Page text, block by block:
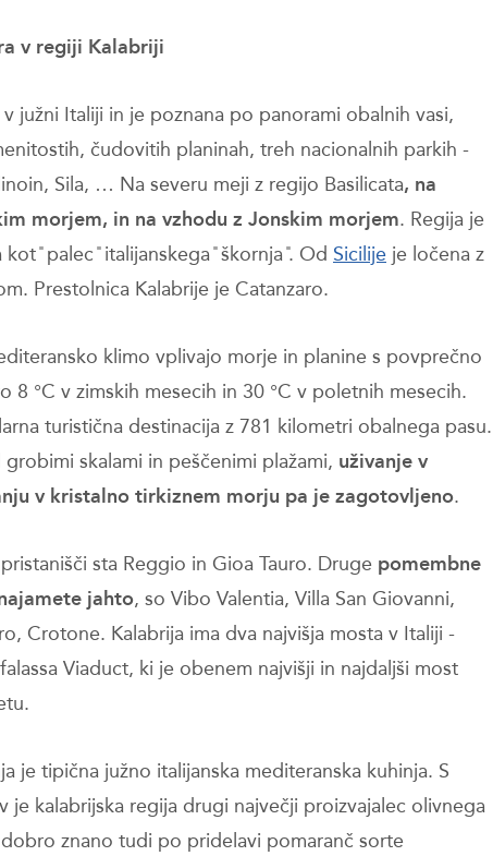
v regiji Kalabriji
južni Italiji in je poznana po panorami obalnih vasi,
čudovitih planinah, treh nacionalnih parkih -
Sila, … Na severu meji z regijo Basilicata, na
morjem, in na vzhodu z Jonskim morjem. Regija je
kot ̎ palec ̎ italijanskega ̎ škornja ̎. Od Sicilije je ločena z
Prestolnica Kalabrije je Catanzaro.
klimo vplivajo morje in planine s povprečno
8 °C v zimskih mesecih in 30 °C v poletnih mesecih.
turistična destinacija z 781 kilometri obalnega pasu.
skalami in peščenimi plažami, uživanje v
v kristalno tirkiznem morju pa je zagotovljeno.
sta Reggio in Gioa Tauro. Druge pomembne
jahto, so Vibo Valentia, Villa San Giovanni,
Crotone. Kalabrija ima dva najvišja mosta v Italiji -
Viaduct, ki je obenem najvišji in najdaljši most
je tipična južno italijanska mediteranska kuhinja. S
je kalabrijska regija drugi največji proizvajalec olivnega
znano tudi po pridelavi pomaranč sorte